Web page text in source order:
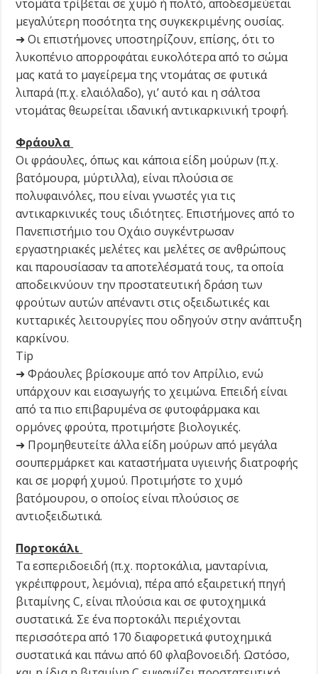
ντομάτα τρίβεται σε χυμό ή πολτό, αποδεσμεύεται
μεγαλύτερη ποσότητα της συγκεκριμένης ουσίας.
➜ Οι επιστήμονες υποστηρίζουν, επίσης, ότι το
λυκοπένιο απορροφάται ευκολότερα από το σώμα
μας κατά το μαγείρεμα της ντομάτας σε φυτικά
λιπαρά (π.χ. ελαιόλαδο), γι’ αυτό και η σάλτσα
ντομάτας θεωρείται ιδανική αντικαρκινική τροφή.
Φράουλα
Οι φράουλες, όπως και κάποια είδη μούρων (π.χ.
βατόμουρα, μύρτιλλα), είναι πλούσια σε
πολυφαινόλες, που είναι γνωστές για τις
αντικαρκινικές τους ιδιότητες. Επιστήμονες από το
Πανεπιστήμιο του Οχάιο συγκέντρωσαν
εργαστηριακές μελέτες και μελέτες σε ανθρώπους
και παρουσίασαν τα αποτελέσματά τους, τα οποία
αποδεικνύουν την προστατευτική δράση των
φρούτων αυτών απέναντι στις οξειδωτικές και
κυτταρικές λειτουργίες που οδηγούν στην ανάπτυξη
καρκίνου.
Tip
➜ Φράουλες βρίσκουμε από τον Απρίλιο, ενώ
υπάρχουν και εισαγωγής το χειμώνα. Επειδή είναι
από τα πιο επιβαρυμένα σε φυτοφάρμακα και
ορμόνες φρούτα, προτιμήστε βιολογικές.
➜ Προμηθευτείτε άλλα είδη μούρων από μεγάλα
σουπερμάρκετ και καταστήματα υγιεινής διατροφής
και σε μορφή χυμού. Προτιμήστε το χυμό
βατόμουρου, ο οποίος είναι πλούσιος σε
αντιοξειδωτικά.
Πορτοκάλι
Τα εσπεριδοειδή (π.χ. πορτοκάλια, μανταρίνια,
γκρέιπφρουτ, λεμόνια), πέρα από εξαιρετική πηγή
βιταμίνης C, είναι πλούσια και σε φυτοχημικά
συστατικά. Σε ένα πορτοκάλι περιέχονται
περισσότερα από 170 διαφορετικά φυτοχημικά
συστατικά και πάνω από 60 φλαβονοειδή. Ωστόσο,